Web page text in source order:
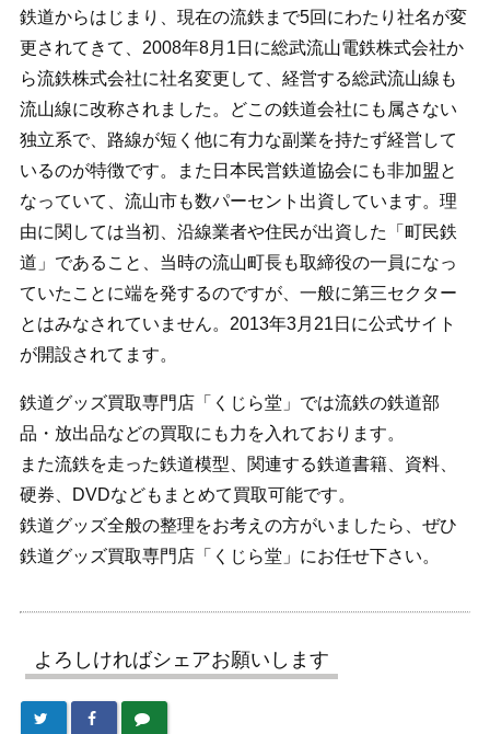
鉄道からはじまり、現在の流鉄まで5回にわたり社名が変
更されてきて、2008年8月1日に総武流山電鉄株式会社か
ら流鉄株式会社に社名変更して、経営する総武流山線も
流山線に改称されました。どこの鉄道会社にも属さない
独立系で、路線が短く他に有力な副業を持たず経営して
いるのが特徴です。また日本民営鉄道協会にも非加盟と
なっていて、流山市も数パーセント出資しています。理
由に関しては当初、沿線業者や住民が出資した「町民鉄
道」であること、当時の流山町長も取締役の一員になっ
ていたことに端を発するのですが、一般に第三セクター
とはみなされていません。2013年3月21日に公式サイト
が開設されてます。
鉄道グッズ買取専門店「くじら堂」では流鉄の鉄道部
品・放出品などの買取にも力を入れております。
また流鉄を走った鉄道模型、関連する鉄道書籍、資料、
硬券、DVDなどもまとめて買取可能です。
鉄道グッズ全般の整理をお考えの方がいましたら、ぜひ
鉄道グッズ買取専門店「くじら堂」にお任せ下さい。
よろしければシェアお願いします